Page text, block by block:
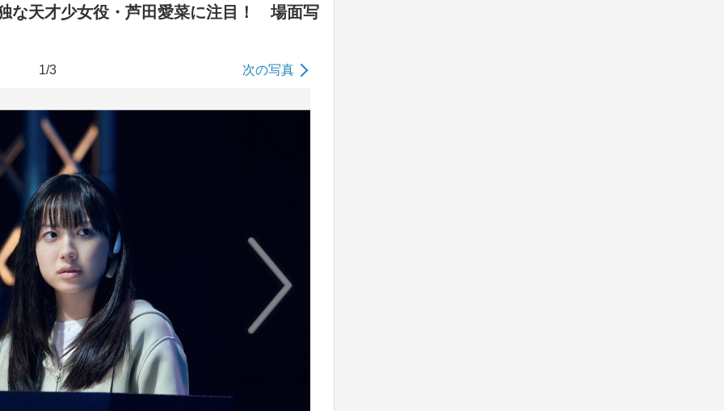
な天才少女役・芦田愛菜に注目！ 場面写
1/3 次の写真